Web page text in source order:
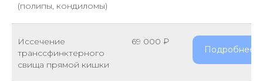
(полипы, кондиломы)
Иссечение
транссфинктерного
свища прямой кишки
69 000 ₽
Подробнее